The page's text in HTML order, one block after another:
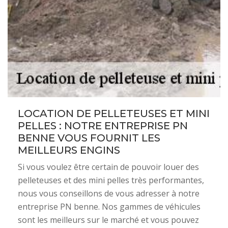
LOCATION DE PELLETEUSES ET MINI
PELLES : NOTRE ENTREPRISE PN
BENNE VOUS FOURNIT LES
MEILLEURS ENGINS
Si vous voulez être certain de pouvoir louer des
pelleteuses et des mini pelles très performantes,
nous vous conseillons de vous adresser à notre
entreprise PN benne. Nos gammes de véhicules
sont les meilleurs sur le marché et vous pouvez